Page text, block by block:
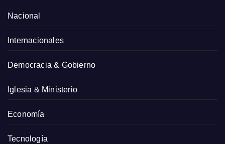
Nacional
Internacionales
Democracia & Gobierno
Iglesia & Ministerio
Economía
Tecnología